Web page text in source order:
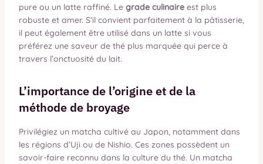
pure ou un latte raffiné. Le grade culinaireest plus
robuste et amer. S’il convient parfaitement à la pâtisserie,
il peut également être utilisé dans un latte si vous
préférez une saveur de thé plus marquée qui perce à
travers l’onctuosité du lait.
L’importance de l’origine et de la
méthode de broyage
Privilégiez un matcha cultivé au Japon, notamment dans
les régions d’Uji ou de Nishio. Ces zones possèdent un
savoir-faire reconnu dans la culture du thé. Un matcha